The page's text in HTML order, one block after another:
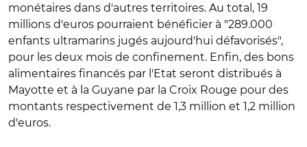
monétaires dans d'autres territoires. Au total, 19
millions d'euros pourraient bénéficier à "289.000
enfants ultramarins jugés aujourd'hui défavorisés",
pour les deux mois de confinement. Enfin, des bons
alimentaires financés par l'Etat seront distribués à
Mayotte et à la Guyane par la Croix Rouge pour des
montants respectivement de 1,3 million et 1,2 million
d'euros.